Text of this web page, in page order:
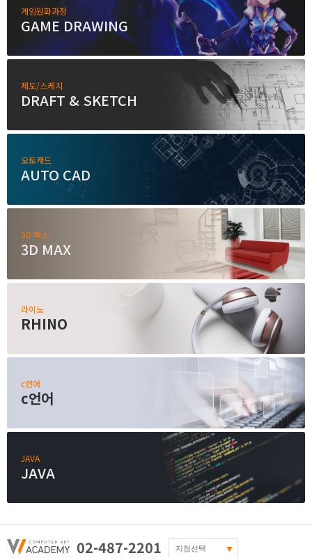
게임원화과정
GAME DRAWING
제도/스케치
DRAFT & SKETCH
오토캐드
AUTO CAD
3D 맥스
3D MAX
라이노
RHINO
c언어
c언어
JAVA
JAVA
02-487-2201